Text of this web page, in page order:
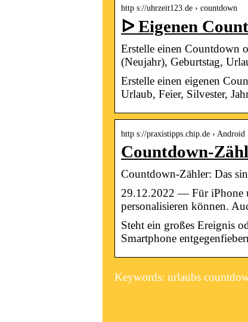
http s://uhrzeit123.de › countdown
ᐅ Eigenen
Erstelle einen Countdown
(Neujahr), Geburtstag,
Erstelle einen eigenen
Urlaub, Feier, Silvester,
http s://praxistipps.chip.de › Android
Countdown-
Countdown-Zähler: Das
29.12.2022 — Für iPhone
personalisieren können.
Steht ein großes Ereignis
Smartphone
Keywords: urlaubs